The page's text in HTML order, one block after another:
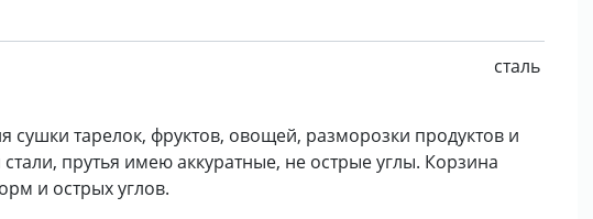
сталь
сушки тарелок, фруктов, овощей, разморозки продуктов и
прутья имею аккуратные, не острые углы. Корзина
и острых углов.